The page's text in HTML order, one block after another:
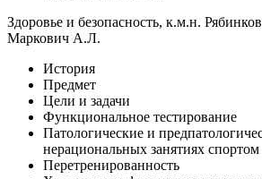
Здоровье и безопасность, к.м.н.
Маркович А.Л.
История
Предмет
Цели и задачи
Функциональ­ное тестирование
Патологические и
нерациональных занятиях спортом
Перетренированность